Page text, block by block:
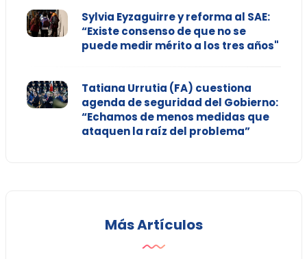
Sylvia Eyzaguirre y reforma al SAE:
“Existe consenso de que no se
puede medir mérito a los tres años"
Tatiana Urrutia (FA) cuestiona
agenda de seguridad del Gobierno:
“Echamos de menos medidas que
ataquen la raíz del problema”
Más Artículos